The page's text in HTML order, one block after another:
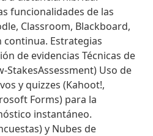
funcionalidades de las
Classroom, Blackboard,
continua. Estrategias
de evidencias Técnicas de
StakesAssessment) Uso de
y quizzes (Kahoot!,
Forms) para la
instantáneo.
y Nubes de